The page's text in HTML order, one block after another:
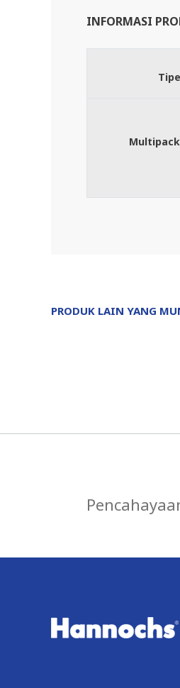
INFORMASI
Tipe
PRODUK LAIN YANG